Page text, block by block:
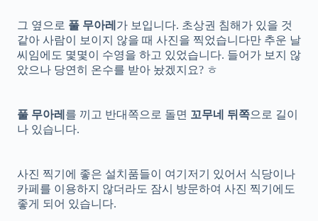
그 옆으로 풀 무아레 가 보입니다. 초상권 침해가 있을 것
같아 사람이 보이지 않을 때 사진을 찍었습니다만 추운 날
씨임에도 몇몇이 수영을 하고 있었습니다. 들어가 보지 않
았으나 당연히 온수를 받아 놨겠지요? ㅎ
풀 무아레 를 끼고 반대쪽으로 돌면 꼬무네 뒤쪽으로 길이
나 있습니다.
사진 찍기에 좋은 설치품들이 여기저기 있어서 식당이나
카페를 이용하지 않더라도 잠시 방문하여 사진 찍기에도
좋게 되어 있습니다.